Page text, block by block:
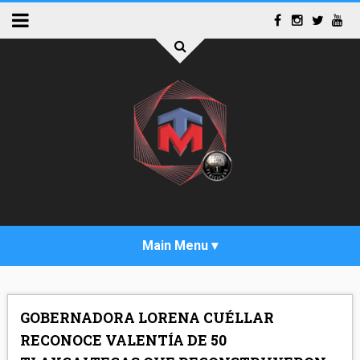
GOBERNADORA LORENA CUÉLLAR
RECONOCE VALENTÍA DE 50